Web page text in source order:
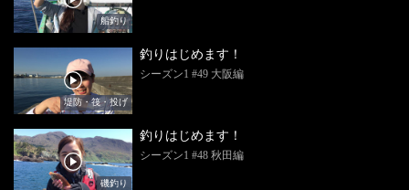
船釣り
堤防・筏・投げ
釣りはじめます！
シーズン1 #49 大阪編
磯釣り
釣りはじめます！
シーズン1 #48 秋田編